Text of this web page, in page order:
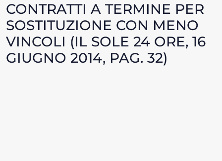
CONTRATTI A TERMINE PER
SOSTITUZIONE CON MENO
VINCOLI (IL SOLE 24 ORE, 16
GIUGNO 2014, PAG. 32)